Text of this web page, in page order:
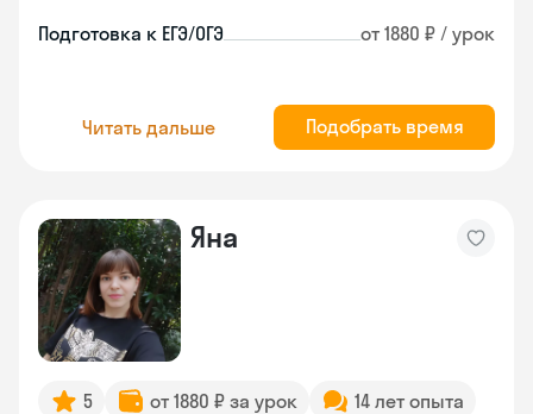
Подготовка к ЕГЭ/ОГЭ от 1880 ₽ / урок
Читать дальше Подобрать время
Яна
5 от 1880 ₽ за урок
14 лет опыта